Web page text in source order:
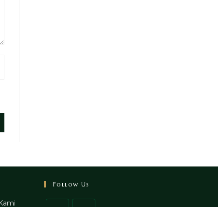
Follow Us